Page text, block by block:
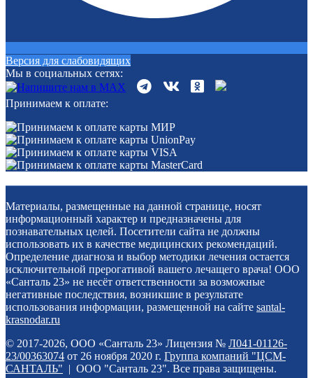
Версия для слабовидящих
Мы в социальных сетях:
Принимаем к оплате:
Материалы, размещенные на данной странице, носят
информационный характер и предназначены для
познавательных целей. Посетители сайта не должны
использовать их в качестве медицинских рекомендаций.
Определение диагноза и выбор методики лечения остается
исключительной прерогативой вашего лечащего врача! ООО
«Санталь 23» не несёт ответственности за возможные
негативные последствия, возникшие в результате
использования информации, размещенной на сайте santal-
krasnodar.ru
© 2017-2026, ООО «Санталь 23» Лицензия № Л041-01126-
23/00363074 от 26 ноября 2020 г. Группа компаний "ЦСМ-
САНТАЛЬ" | ООО "Санталь 23". Все права защищены.